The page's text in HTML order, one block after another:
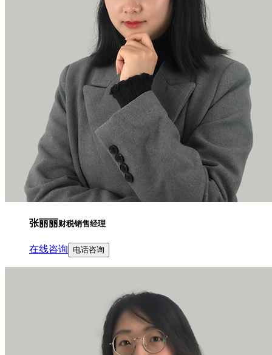
张丽丽财税销售经理
在线咨询 电话咨询